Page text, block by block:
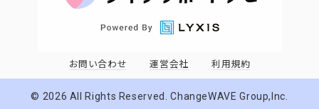
お問い合わせ 運営会社 利用規約
© 2026 All Rights Reserved. ChangeWAVE Group,Inc.